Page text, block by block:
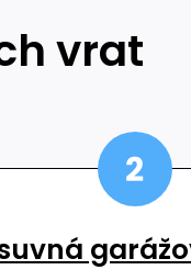
vrat